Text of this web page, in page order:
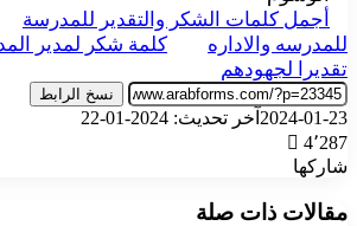
أجمل كلمات الشكر والتقدير للمدرسة
للمدرسه والاداره
كلمة شكر لمدير
تقديرا لجهودهم
نسخ الرابط
2024-01-23 آخر تحديث: 2024-01-22
4٬287
شاركها
مقالات ذات صلة